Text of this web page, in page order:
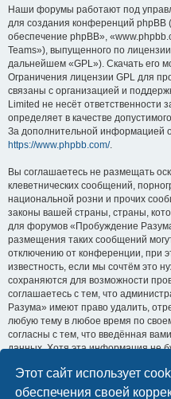
Этот сайт использует
обеспечения своей
Наши форумы работают под
для создания конференций
обеспечение phpBB»,
Teams»), выпущенного по
дальнейшем «GPL»). Скачать его
Ограничения лицензии GPL для
связаны с организацией и
Limited не несёт ответственности
определяет в качестве
За дополнительной информацией
https://www.phpbb.com/.
Вы соглашаетесь не размещать
клеветнических сообщений,
национальной розни и прочих
законы вашей страны, страны,
для форумов «Пробуждение
размещения таких сообщений
отключению от конференции, при
известность, если мы сочтём это
сохраняются для возможности
соглашаетесь с тем, что
Разума» имеют право удалить,
любую тему в любое время по
согласны с тем, что введённая
данных. Хотя эта информация не
вашего разрешения, ни
Разума», ни phpBB Limited не
хакеров, которые могут привести